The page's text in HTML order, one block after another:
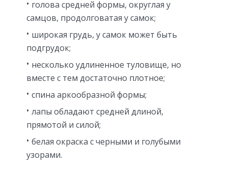
голова средней формы, округлая у
самцов, продолговатая у самок;
широкая грудь, у самок может быть
подгрудок;
несколько удлиненное туловище, но
вместе с тем достаточно плотное;
спина аркообразной формы;
лапы обладают средней длиной,
прямотой и силой;
белая окраска с черными и голубыми
узорами.